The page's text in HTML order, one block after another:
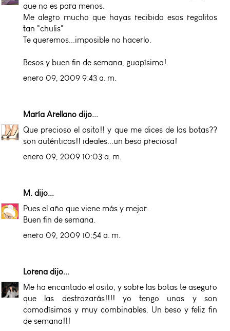
que no es para menos.
Me alegro mucho que hayas recibido esos regalitos
tan "chulis"
Te queremos...imposible no hacerlo.
Besos y buen fin de semana, guapísima!
enero 09, 2009 9:43 a. m.
María Arellano dijo...
Que precioso el osito!! y que me dices de las botas??
son auténticas!! ideales...un beso preciosa!
enero 09, 2009 10:03 a. m.
M. dijo...
Pues el año que viene más y mejor.
Buen fin de semana.
enero 09, 2009 10:54 a. m.
Lorena dijo...
Me ha encantado el osito, y sobre las botas te aseguro
que las destrozarás!!!! yo tengo unas y son
comodísimas y muy combinables. Un beso y feliz fin
de semana!!!